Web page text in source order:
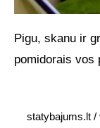
Pigu, skanu ir
pomidorais vos
statybajums.lt/